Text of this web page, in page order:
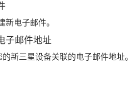
新电子邮件。
子邮件地址
新三星设备关联的电子邮件地址